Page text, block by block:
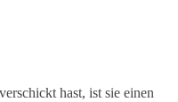
hast, ist sie einen